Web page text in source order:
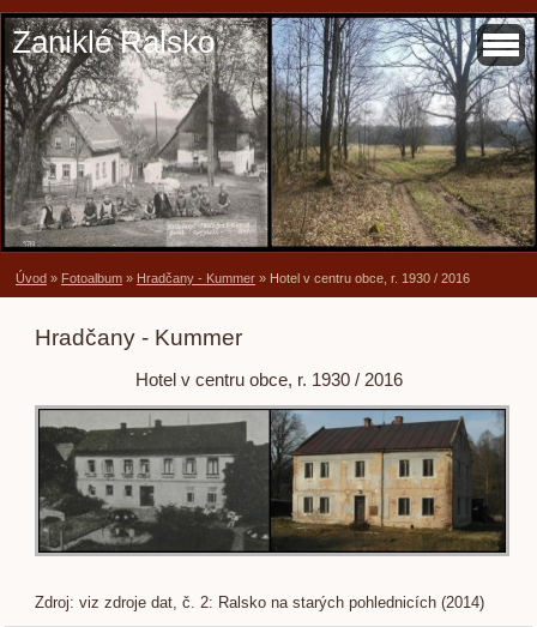
Zaniklé Ralsko
Úvod » Fotoalbum » Hradčany - Kummer » Hotel v centru obce, r. 1930 / 2016
Hradčany - Kummer
Hotel v centru obce, r. 1930 / 2016
Zdroj: viz zdroje dat, č. 2: Ralsko na starých pohlednicích (2014)